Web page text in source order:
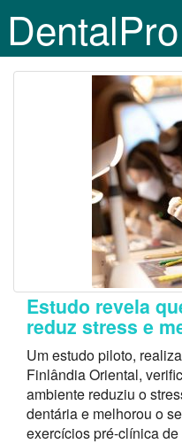
DentalPro
Estudo revela
reduz stress e
Um estudo piloto,
Finlândia Oriental,
ambiente reduziu o
dentária e melhorou o
exercícios pré-clínica